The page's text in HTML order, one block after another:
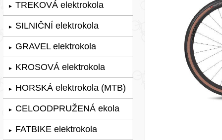
► TREKOVÁ elektrokola
► SILNIČNÍ elektrokola
► GRAVEL elektrokola
► KROSOVÁ elektrokola
► HORSKÁ elektrokola (MTB)
► CELOODPRUŽENÁ ekola
► FATBIKE elektrokola